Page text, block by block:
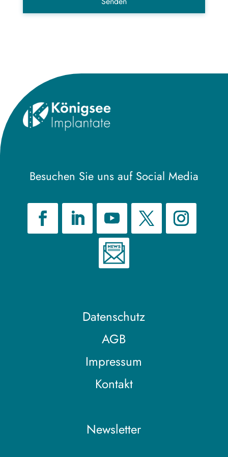
Besuchen Sie uns auf Social Media
Datenschutz
AGB
Impressum
Kontakt
Newsletter